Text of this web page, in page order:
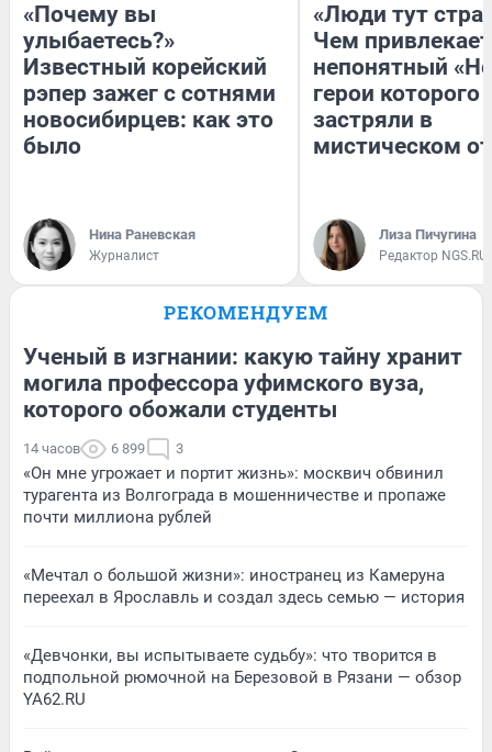
«Почему вы
улыбаетесь?»
Известный корейский
рэпер зажег с сотнями
новосибирцев: как это
было
Нина Раневская
Журналист
«Люди тут
Чем привлекает
непонятный
герои которого
застряли в
мистическом
Лиза Пичугина
Редактор NGS.RU
РЕКОМЕНДУЕМ
Ученый в изгнании: какую тайну хранит
могила профессора уфимского вуза,
которого обожали студенты
14 часов 6 899 3
«Он мне угрожает и портит жизнь»: москвич обвинил
турагента из Волгограда в мошенничестве и пропаже
почти миллиона рублей
«Мечтал о большой жизни»: иностранец из Камеруна
переехал в Ярославль и создал здесь семью — история
«Девчонки, вы испытываете судьбу»: что творится в
подпольной рюмочной на Березовой в Рязани — обзор
YA62.RU